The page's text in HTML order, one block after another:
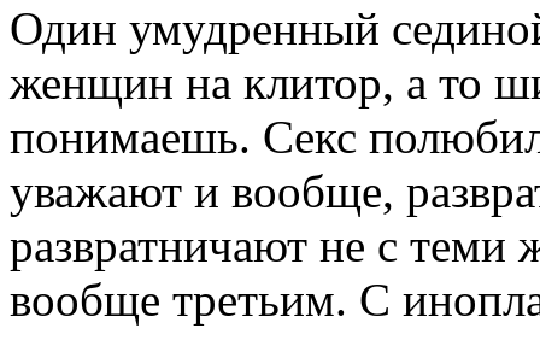
Один умудренный
женщин на клитор, а то
понимаешь. Секс
уважают и вообще,
развратничают не с
вообще третьим. С